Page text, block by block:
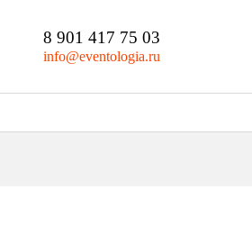
8 901 417 75 03
info@eventologia.ru